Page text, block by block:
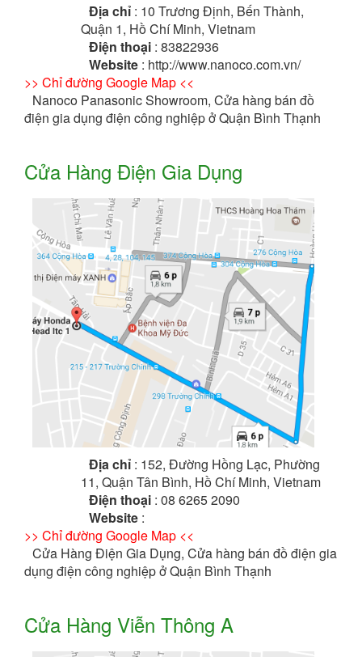
Địa chỉ : 10 Trương Định, Bến Thành,
Quận 1, Hồ Chí Minh, Vietnam
Điện thoại : 83822936
Website : http://www.nanoco.com.vn/
>> Chỉ đường Google Map <<
Nanoco Panasonic Showroom, Cửa hàng bán đồ
điện gia dụng điện công nghiệp ở Quận Bình Thạnh
Cửa Hàng Điện Gia Dụng
Địa chỉ : 152, Đường Hồng Lạc, Phường
11, Quận Tân Bình, Hồ Chí Minh, Vietnam
Điện thoại : 08 6265 2090
Website :
>> Chỉ đường Google Map <<
Cửa Hàng Điện Gia Dụng, Cửa hàng bán đồ điện gia
dụng điện công nghiệp ở Quận Bình Thạnh
Cửa Hàng Viễn Thông A